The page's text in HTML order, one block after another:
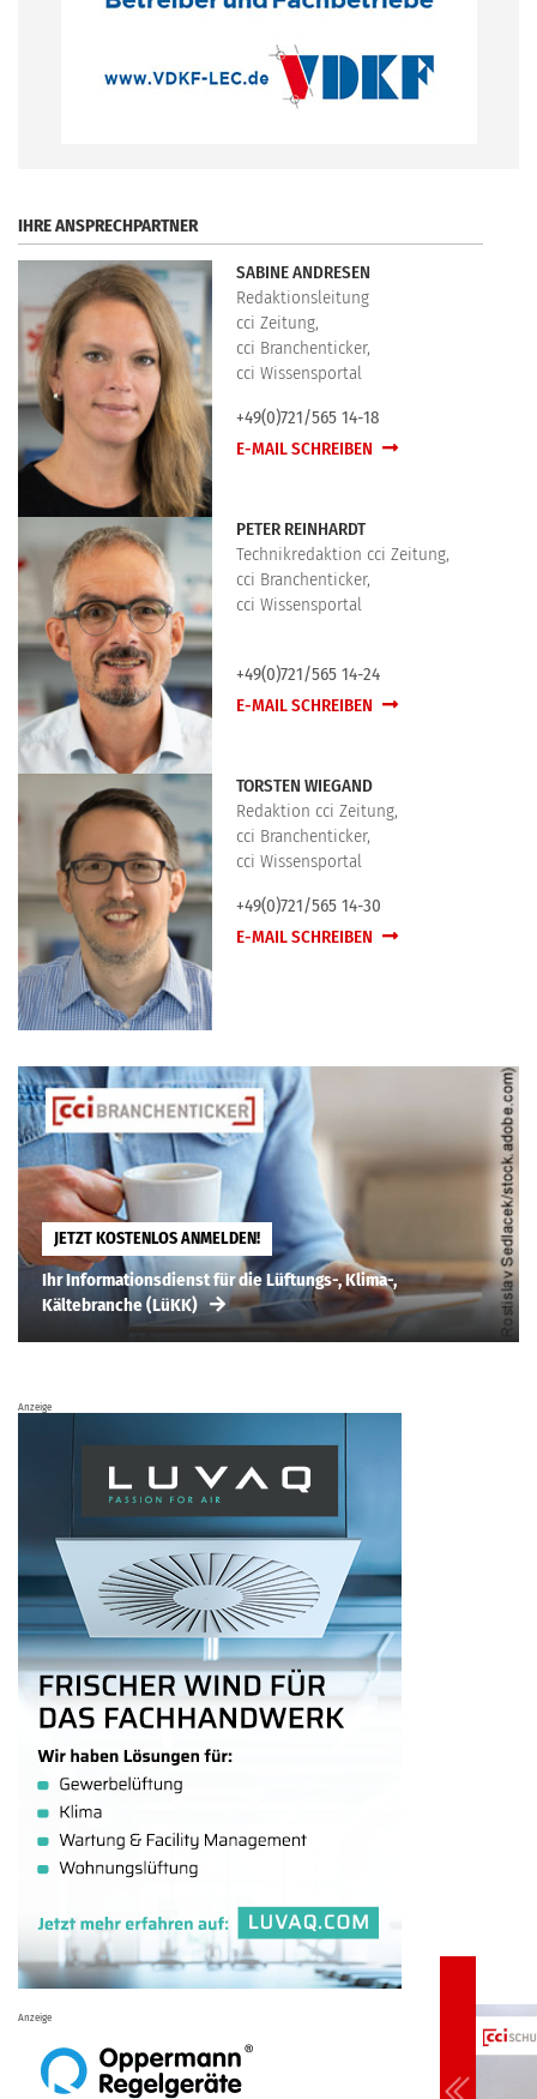
IHRE ANSPRECHPARTNER
SABINE ANDRESEN
Redaktionsleitung
cci Zeitung,
cci Branchenticker,
cci Wissensportal
+49(0)721/565 14-18
E-MAIL SCHREIBEN
PETER REINHARDT
Technikredaktion cci Zeitung,
cci Branchenticker,
cci Wissensportal
+49(0)721/565 14-24
E-MAIL SCHREIBEN
TORSTEN WIEGAND
Redaktion cci Zeitung,
cci Branchenticker,
cci Wissensportal
+49(0)721/565 14-30
E-MAIL SCHREIBEN
JETZT KOSTENLOS ANMELDEN!
Ihr Informationsdienst für die Lüftungs-, Klima-,
Kältebranche (LüKK)
Anzeige
Anzeige